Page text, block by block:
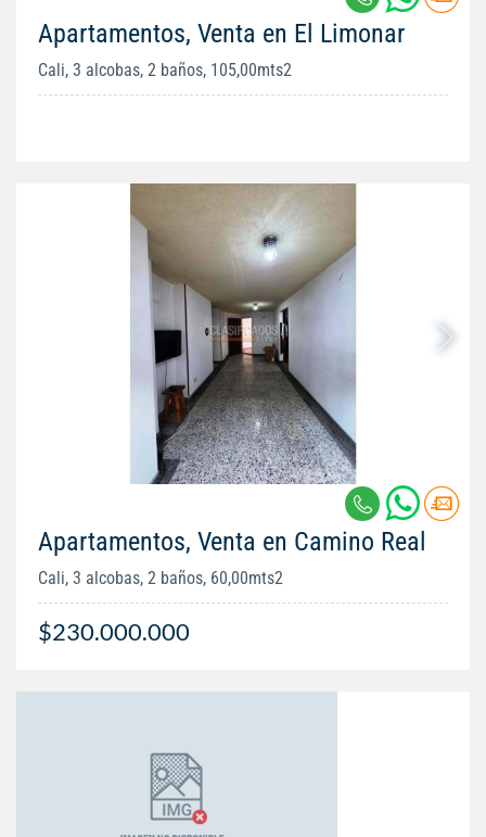
Apartamentos, Venta en El Limonar
Cali, 3 alcobas, 2 baños, 105,00mts2
Apartamentos, Venta en Camino Real
Cali, 3 alcobas, 2 baños, 60,00mts2
$230.000.000